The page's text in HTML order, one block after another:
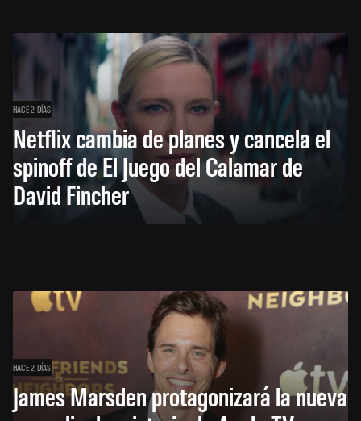
HACE 2 DÍAS
Netflix cambia de planes y cancela el
spinoff de El Juego del Calamar de
David Fincher
HACE 2 DÍAS
James Marsden protagonizará la nueva